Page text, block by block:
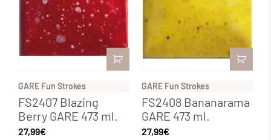
GARE Fun Strokes
FS2407 Blazing
Berry GARE 473 ml.
27,99€
GARE Fun Strokes
FS2408 Bananarama
GARE 473 ml.
27,99€